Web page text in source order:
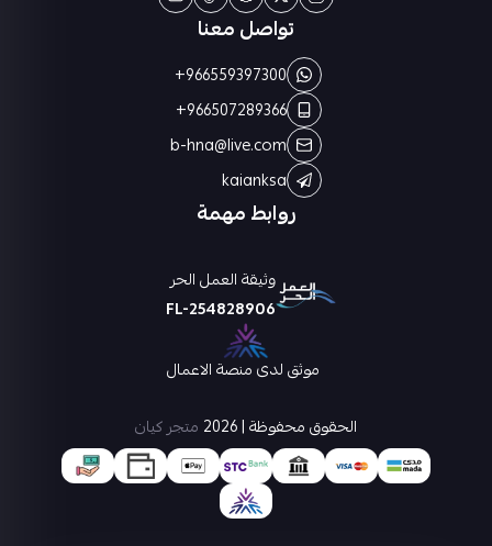
روابط مهمة
تواصل معنا
+966559397300
+966507289366
b-hna@live.com
kaianksa
وثيقة العمل الحر
FL-254828906
موثق لدى منصة الاعمال
الحقوق محفوظة | 2026
متجر كيان